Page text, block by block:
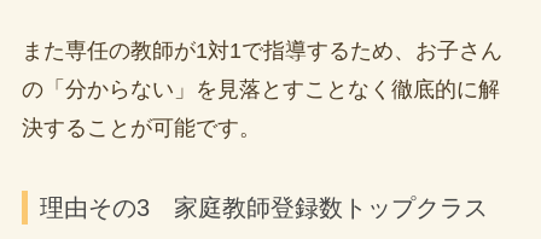
また専任の教師が1対1で指導するため、お子さん
の「分からない」を見落とすことなく徹底的に解
決することが可能です。
理由その3 家庭教師登録数トップクラス